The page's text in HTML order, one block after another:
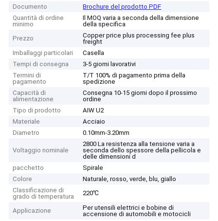
Documento
Brochure del prodotto PDF
Quantità di ordine
minimo
Il MOQ varia a seconda della dimensione
della specifica
Prezzo
Copper price plus processing fee plus
freight
Imballaggi particolari
Casella
Tempi di consegna
3-5 giorni lavorativi
Termini di
pagamento
T/T 100% di pagamento prima della
spedizione
Capacità di
alimentazione
Consegna 10-15 giorni dopo il prossimo
ordine
Tipo di prodotto
AIW U2
Materiale
Acciaio
Diametro
0.10mm-3.20mm
Voltaggio nominale
2800 La resistenza alla tensione varia a
seconda dello spessore della pellicola e
delle dimensioni d
pacchetto
Spirale
Colore
Naturale, rosso, verde, blu, giallo
Classificazione di
grado di temperatura
220℃
Applicazione
Per utensili elettrici e bobine di
accensione di automobili e motocicli